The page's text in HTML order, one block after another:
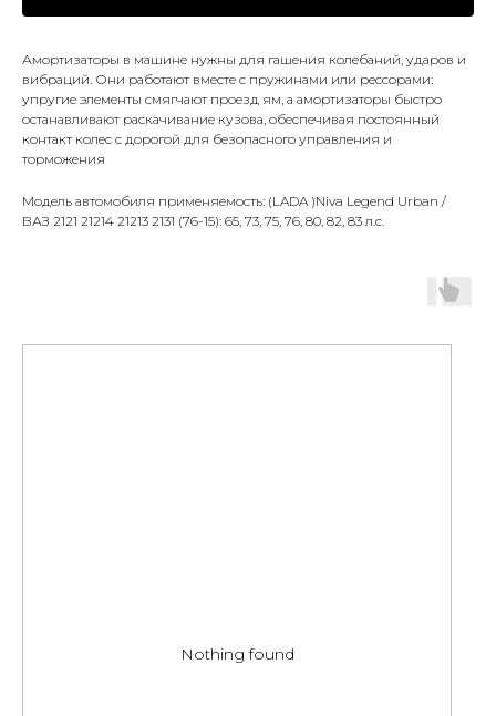
Амортизаторы в машине нужны для гашения колебаний, ударов и
вибраций. Они работают вместе с пружинами или рессорами:
упругие элементы смягчают проезд ям, а амортизаторы быстро
останавливают раскачивание кузова, обеспечивая постоянный
контакт колес с дорогой для безопасного управления и
торможения
Модель автомобиля применяемость: (LADA )Niva Legend Urban /
ВАЗ 2121 21214 21213 2131 (76-15): 65, 73, 75, 76, 80, 82, 83 л.с.
Nothing found